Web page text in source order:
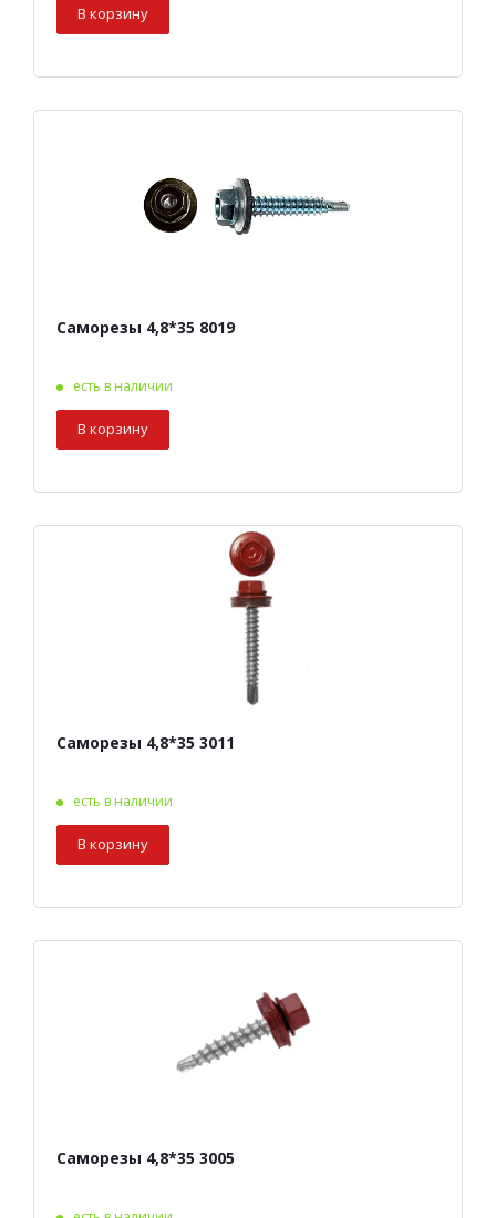
В корзину
Саморезы 4,8*35 8019
есть в наличии
В корзину
Саморезы 4,8*35 3011
есть в наличии
В корзину
Саморезы 4,8*35 3005